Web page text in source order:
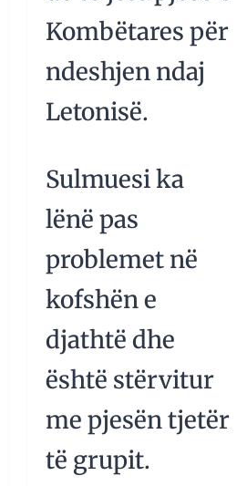
Kombëtares për
ndeshjen ndaj
Letonisë.
Sulmuesi ka
lënë pas
problemet në
kofshën e
djathtë dhe
është stërvitur
me pjesën tjetër
të grupit.